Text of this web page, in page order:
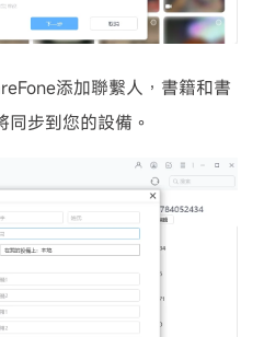
添加聯繫人，書籍和書
步到您的設備。